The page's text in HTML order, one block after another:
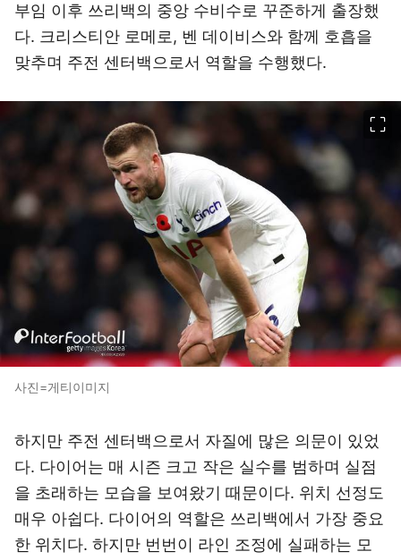
부임 이후 쓰리백의 중앙 수비수로 꾸준하게 출장했
다. 크리스티안 로메로, 벤 데이비스와 함께 호흡을
맞추며 주전 센터백으로서 역할을 수행했다.
사진=게티이미지
하지만 주전 센터백으로서 자질에 많은 의문이 있었
다. 다이어는 매 시즌 크고 작은 실수를 범하며 실점
을 초래하는 모습을 보여왔기 때문이다. 위치 선정도
매우 아쉽다. 다이어의 역할은 쓰리백에서 가장 중요
한 위치다. 하지만 번번이 라인 조정에 실패하는 모